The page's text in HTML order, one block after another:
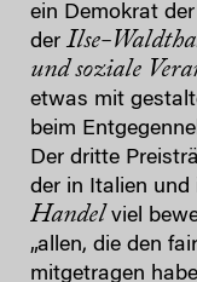
ein Demokrat
der Ilse-
und soziale
etwas mit
beim
Der dritte
der in Italien und
Handel viel
„allen, die den
mitgetragen